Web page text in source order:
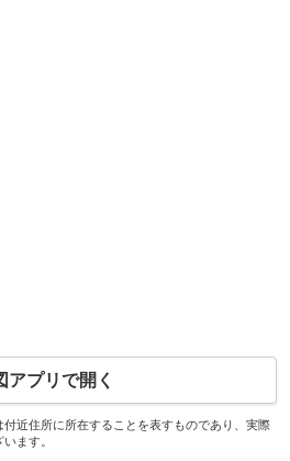
アプリで開く
近住所に所在することを表すものであり、実際
ます。